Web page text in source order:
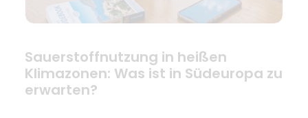
Sauerstoffnutzung in heißen
Klimazonen: Was ist in Südeuropa zu
erwarten?